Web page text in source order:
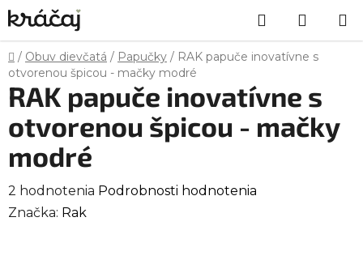
Prejsť
na
obsah
Hľadať
KOŠÍK
Domov
/ Obuv dievčatá / Papučky / RAK papuče inovatívne s
otvorenou špicou - mačky modré
RAK papuče inovatívne s
otvorenou špicou - mačky
modré
Priemerné
hodnotenie
2 hodnotenia Podrobnosti hodnotenia
Značka: Rak